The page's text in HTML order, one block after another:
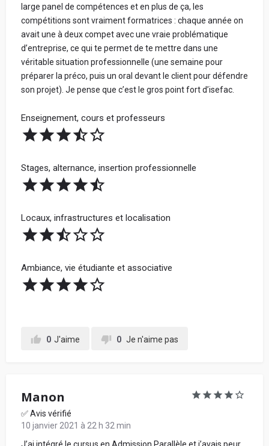
large panel de compétences et en plus de ça, les
compétitions sont vraiment formatrices : chaque année on
avait une à deux compet avec une vraie problématique
d’entreprise, ce qui te permet de te mettre dans une
véritable situation professionnelle (une semaine pour
préparer la préco, puis un oral devant le client pour défendre
son projet). Je pense que c’est le gros point fort d’isefac.
Enseignement, cours et professeurs
Stages, alternance, insertion professionnelle
Locaux, infrastructures et localisation
Ambiance, vie étudiante et associative
0 J'aime 0 Je n'aime pas
Manon
✅ Avis vérifié
10 janvier 2021 à 22 h 32 min